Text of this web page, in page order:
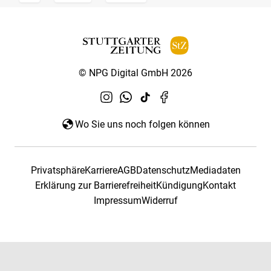
© NPG Digital GmbH 2026
Wo Sie uns noch folgen können
PrivatsphäreKarriereAGBDatenschutzMediadaten
Erklärung zur BarrierefreiheitKündigungKontakt
ImpressumWiderruf